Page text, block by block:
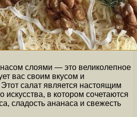
слоями — это великолепное
вас своим вкусом и
салат является настоящим
искусства, в котором сочетаются
сладость ананаса и свежесть